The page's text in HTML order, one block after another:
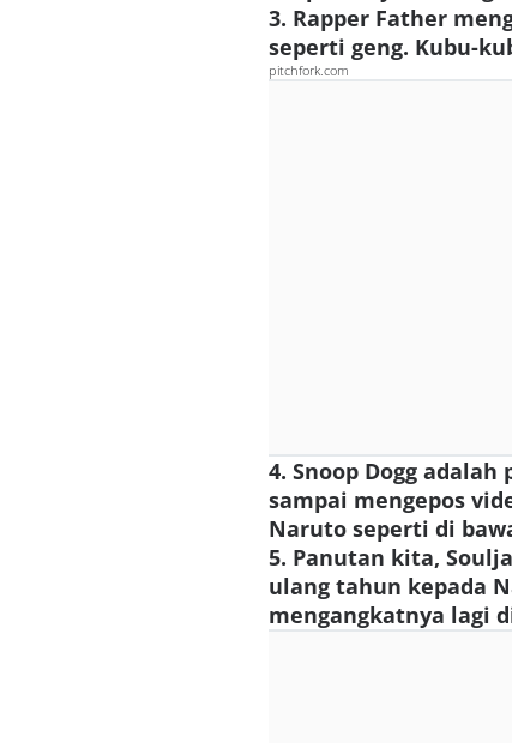
3. Rapper Father
seperti geng. Kubu-
pitchfork.com
4. Snoop Dogg
sampai mengepos
Naruto seperti di
5. Panutan kita,
ulang tahun kepada
mengangkatnya lagi